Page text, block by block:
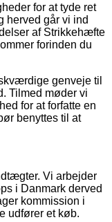
for at tyde ret
herved går vi ind
af Strikkehæfte
forinden du
genveje til
Tilmed møder vi
for at forfatte en
benyttes til at
Vi arbejder
i Danmark derved
kommission i
udfører et køb.